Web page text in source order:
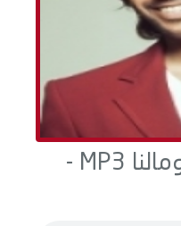
اغنية بهاء سلطان - ومالنا MP3 -